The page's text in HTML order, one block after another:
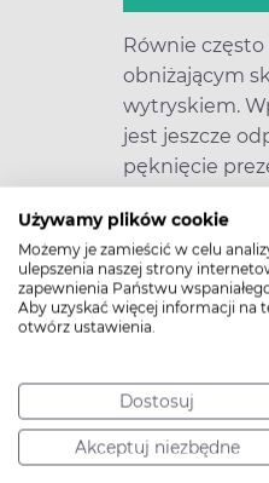
Używamy plików cookie
Możemy je zamieścić w celu
ulepszenia naszej strony
zapewnienia Państwu
Aby uzyskać więcej informacji na
otwórz ustawienia.
Dostosuj
Akceptuj niezbędne
Równie
obniżającym
wytryskiem.
jest jeszcze
pęknięcie
Błędy w
ciąż. Choć
pigułki nie
współżycia
Tabletki
przyjmuje się